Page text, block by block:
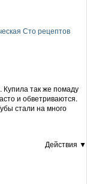
Сто рецептов
Купила так же помаду
и обветриваются.
стали на много
Действия ▼